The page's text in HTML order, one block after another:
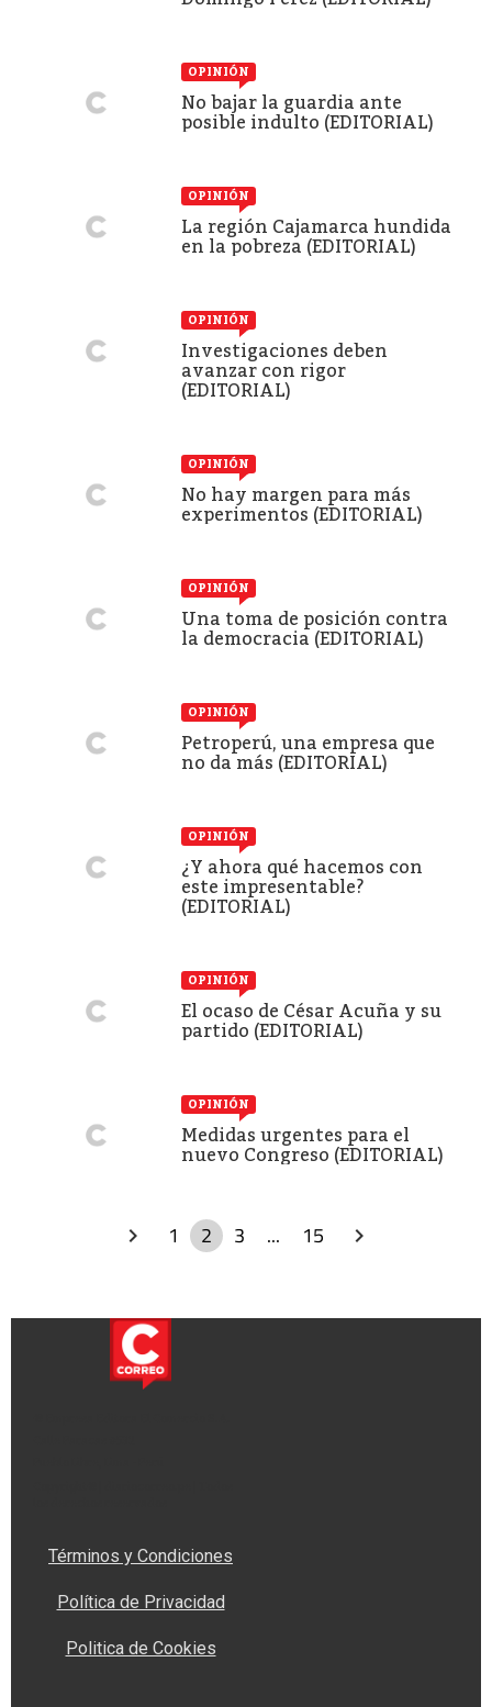
OPINIÓN
No bajar la guardia ante
posible indulto (EDITORIAL)
OPINIÓN
La región Cajamarca hundida
en la pobreza (EDITORIAL)
OPINIÓN
Investigaciones deben
avanzar con rigor
(EDITORIAL)
OPINIÓN
No hay margen para más
experimentos (EDITORIAL)
OPINIÓN
Una toma de posición contra
la democracia (EDITORIAL)
OPINIÓN
Petroperú, una empresa que
no da más (EDITORIAL)
OPINIÓN
¿Y ahora qué hacemos con
este impresentable?
(EDITORIAL)
OPINIÓN
El ocaso de César Acuña y su
partido (EDITORIAL)
OPINIÓN
Medidas urgentes para el
nuevo Congreso (EDITORIAL)
1 2 3 ... 15
Términos y Condiciones
Política de Privacidad
Politica de Cookies